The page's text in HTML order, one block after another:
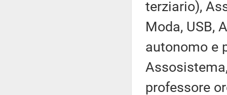
terziario),
Moda, USB,
autonomo e
professore